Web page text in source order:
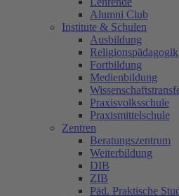
Alumni Club
Institute & Schulen
Ausbildung
Religionspädagogik
Fortbildung
Medienbildung
Praxisvolksschule
Praxismittelschule
Zentren
Beratungszentrum
Weiterbildung
DIB
ZIB
Päd. Praktische